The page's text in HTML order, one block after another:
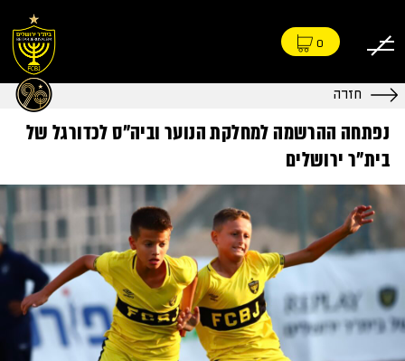
0
חזרה
נפתחה ההרשמה למחלקת הנוער וביה״ס לכדורגל של
בית״ר ירושלים